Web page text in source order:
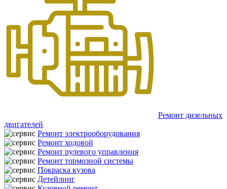
Ремонт дизельных
двигателей
Ремонт электрооборудования
Ремонт ходовой
Ремонт рулевого управления
Ремонт тормозной системы
Покраска кузова
Детейлинг